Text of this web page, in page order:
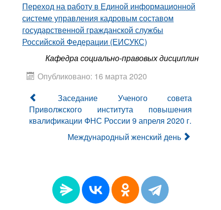
Переход на работу в Единой информационной
системе управления кадровым составом
государственной гражданской службы
Российской Федерации (ЕИСУКС)
Кафедра социально-правовых дисциплин
Опубликовано: 16 марта 2020
Заседание Ученого совета
Приволжского института повышения
квалификации ФНС России 9 апреля 2020 г.
Международный женский день